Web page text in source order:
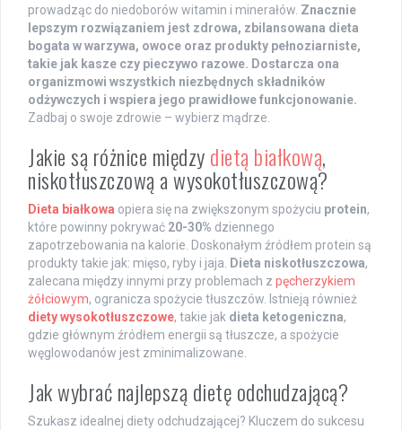
prowadząc do niedoborów witamin i minerałów. Znacznie
lepszym rozwiązaniem jest zdrowa, zbilansowana dieta
bogata w warzywa, owoce oraz produkty pełnoziarniste,
takie jak kasze czy pieczywo razowe. Dostarcza ona
organizmowi wszystkich niezbędnych składników
odżywczych i wspiera jego prawidłowe funkcjonowanie.
Zadbaj o swoje zdrowie – wybierz mądrze.
Jakie są różnice międzydietą białkową,
niskotłuszczową a wysokotłuszczową?
Dieta białkowa opiera się na zwiększonym spożyciu protein,
które powinny pokrywać 20-30% dziennego
zapotrzebowania na kalorie. Doskonałym źródłem protein są
produkty takie jak: mięso, ryby i jaja.
Dieta niskotłuszczowa,
zalecana między innymi przy problemach z pęcherzykiem
żółciowym, ogranicza spożycie tłuszczów. Istnieją również
diety wysokotłuszczowe, takie jak dieta ketogeniczna,
gdzie głównym źródłem energii są tłuszcze, a spożycie
węglowodanów jest zminimalizowane.
Jak wybrać najlepszą dietę odchudzającą?
Szukasz idealnej diety odchudzającej? Kluczem do sukcesu